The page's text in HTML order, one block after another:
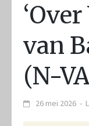
van
(N-
26 mei 2026 -